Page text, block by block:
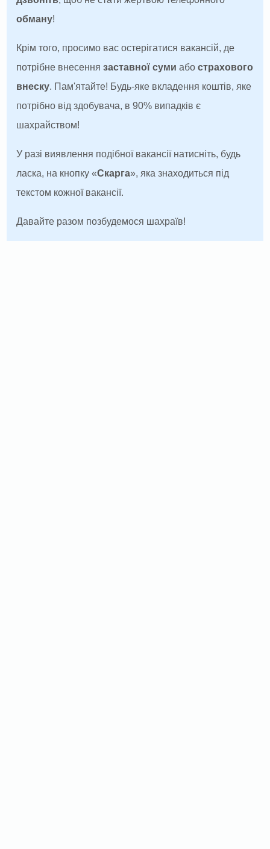
обману!
Крім того, просимо вас остерігатися вакансій, де
потрібне внесеннязаставної суми абострахового
внеску. Пам'ятайте! Будь-яке вкладення коштів, яке
потрібно від здобувача, в 90% випадків є
шахрайством!
У разі виявлення подібної вакансії натисніть, будь
ласка, на кнопку «Скарга», яка знаходиться під
текстом кожної вакансії.
Давайте разом позбудемося шахраїв!